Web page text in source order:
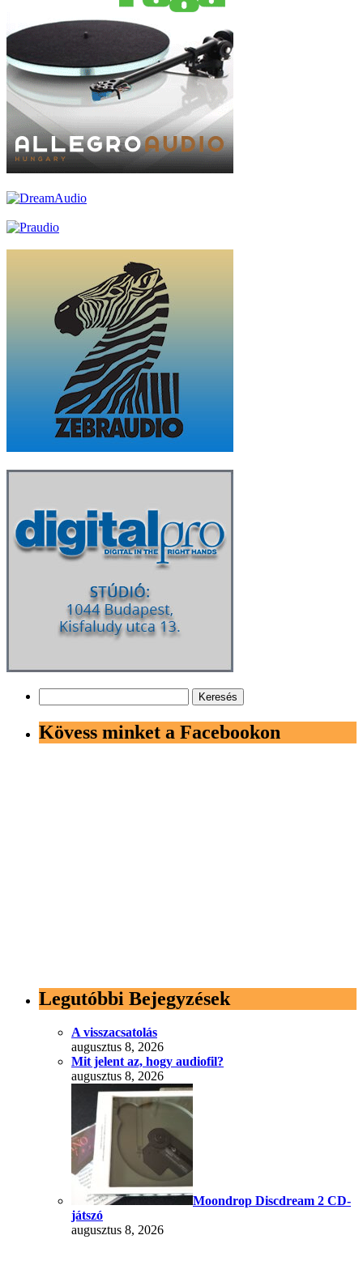
Kövess minket a Facebookon
Legutóbbi Bejegyzések
A visszacsatolás
augusztus 8, 2026
Mit jelent az, hogy audiofil?
augusztus 8, 2026
Moondrop Discdream 2 CD-
játszó
augusztus 8, 2026